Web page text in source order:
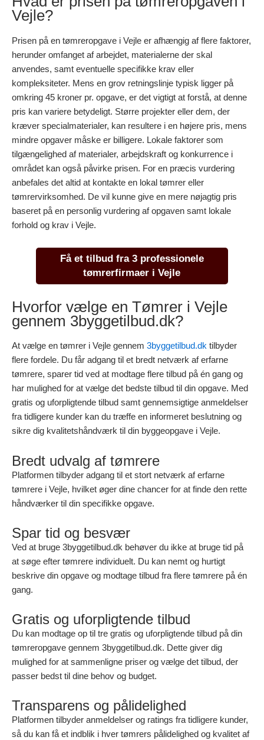
Vejle?
Prisen på en tømreropgave i Vejle er afhængig af flere faktorer,
herunder omfanget af arbejdet, materialerne der skal
anvendes, samt eventuelle specifikke krav eller
kompleksiteter. Mens en grov retningslinje typisk ligger på
omkring 45 kroner pr. opgave, er det vigtigt at forstå, at denne
pris kan variere betydeligt. Større projekter eller dem, der
kræver specialmaterialer, kan resultere i en højere pris, mens
mindre opgaver måske er billigere. Lokale faktorer som
tilgængelighed af materialer, arbejdskraft og konkurrence i
området kan også påvirke prisen. For en præcis vurdering
anbefales det altid at kontakte en lokal tømrer eller
tømrervirksomhed. De vil kunne give en mere nøjagtig pris
baseret på en personlig vurdering af opgaven samt lokale
forhold og krav i Vejle.
Få et tilbud fra 3 professionele
tømrerfirmaer i Vejle
Hvorfor vælge en Tømrer i Vejle
gennem 3byggetilbud.dk?
At vælge en tømrer i Vejle gennem 3byggetilbud.dk tilbyder
flere fordele. Du får adgang til et bredt netværk af erfarne
tømrere, sparer tid ved at modtage flere tilbud på én gang og
har mulighed for at vælge det bedste tilbud til din opgave. Med
gratis og uforpligtende tilbud samt gennemsigtige anmeldelser
fra tidligere kunder kan du træffe en informeret beslutning og
sikre dig kvalitetshåndværk til din byggeopgave i Vejle.
Bredt udvalg af tømrere
Platformen tilbyder adgang til et stort netværk af erfarne
tømrere i Vejle, hvilket øger dine chancer for at finde den rette
håndværker til din specifikke opgave.
Spar tid og besvær
Ved at bruge 3byggetilbud.dk behøver du ikke at bruge tid på
at søge efter tømrere individuelt. Du kan nemt og hurtigt
beskrive din opgave og modtage tilbud fra flere tømrere på én
gang.
Gratis og uforpligtende tilbud
Du kan modtage op til tre gratis og uforpligtende tilbud på din
tømreropgave gennem 3byggetilbud.dk. Dette giver dig
mulighed for at sammenligne priser og vælge det tilbud, der
passer bedst til dine behov og budget.
Transparens og pålidelighed
Platformen tilbyder anmeldelser og ratings fra tidligere kunder,
så du kan få et indblik i hver tømrers pålidelighed og kvalitet af